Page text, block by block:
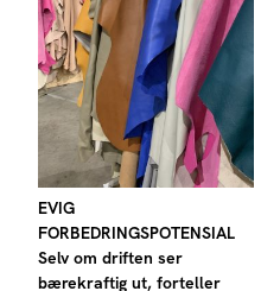
EVIG
FORBEDRINGSPOTENSIAL
Selv om driften ser
bærekraftig ut, forteller